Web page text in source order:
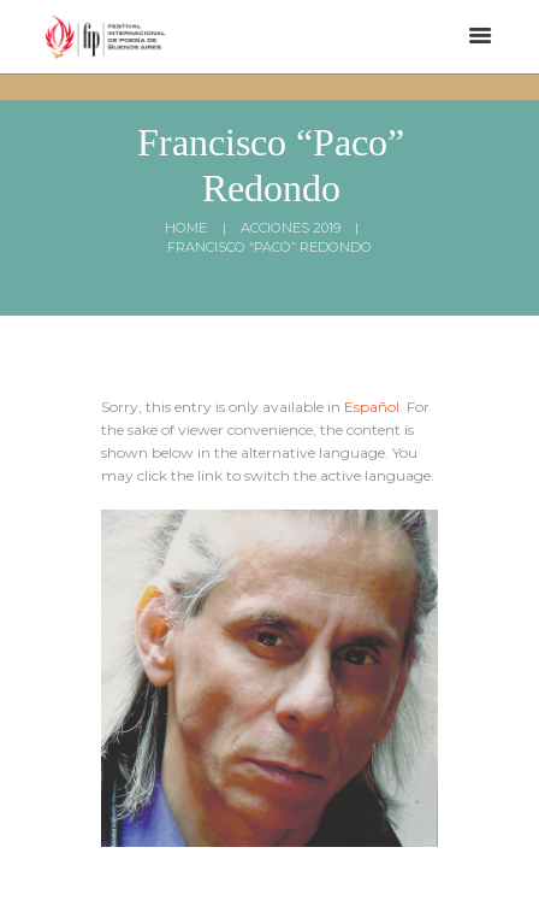
Francisco “Paco”
Redondo
HOME
ACCIONES 2019
FRANCISCO “PACO” REDONDO
Sorry, this entry is only available in Español . For
the sake of viewer convenience, the content is
shown below in the alternative language. You
may click the link to switch the active language.